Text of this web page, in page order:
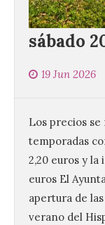
sábado
19 Jun 2026
Los precios
temporadas
2,20 euros y la
euros El
apertura de
verano del